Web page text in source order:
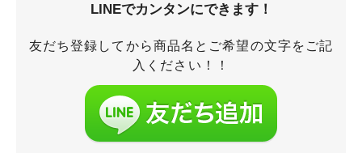
LINEでカンタンにできます！
友だち登録してから商品名とご希望の文字をご記
入ください！！